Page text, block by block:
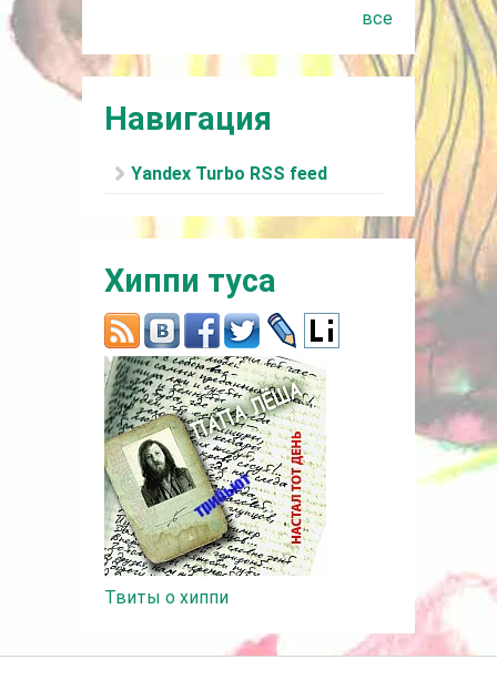
все
Навигация
Yandex Turbo RSS feed
Хиппи туса
Твиты о хиппи